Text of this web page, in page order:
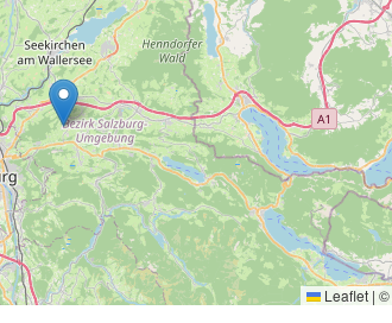
Leaflet | ©